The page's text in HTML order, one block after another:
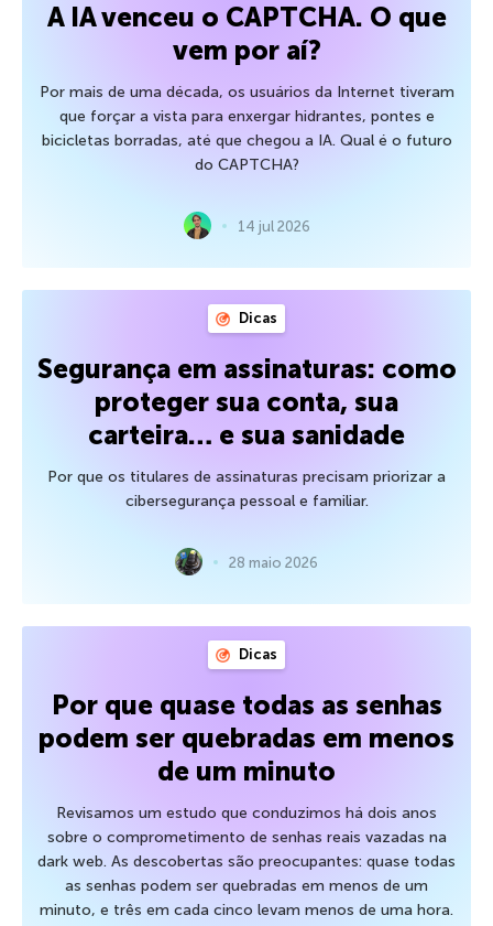
A IA venceu o CAPTCHA. O que
vem por aí?
Por mais de uma década, os usuários da Internet tiveram
que forçar a vista para enxergar hidrantes, pontes e
bicicletas borradas, até que chegou a IA. Qual é o futuro
do CAPTCHA?
14 jul 2026
Dicas
Segurança em assinaturas: como
proteger sua conta, sua
carteira… e sua sanidade
Por que os titulares de assinaturas precisam priorizar a
cibersegurança pessoal e familiar.
28 maio 2026
Dicas
Por que quase todas as senhas
podem ser quebradas em menos
de um minuto
Revisamos um estudo que conduzimos há dois anos
sobre o comprometimento de senhas reais vazadas na
dark web. As descobertas são preocupantes: quase todas
as senhas podem ser quebradas em menos de um
minuto, e três em cada cinco levam menos de uma hora.